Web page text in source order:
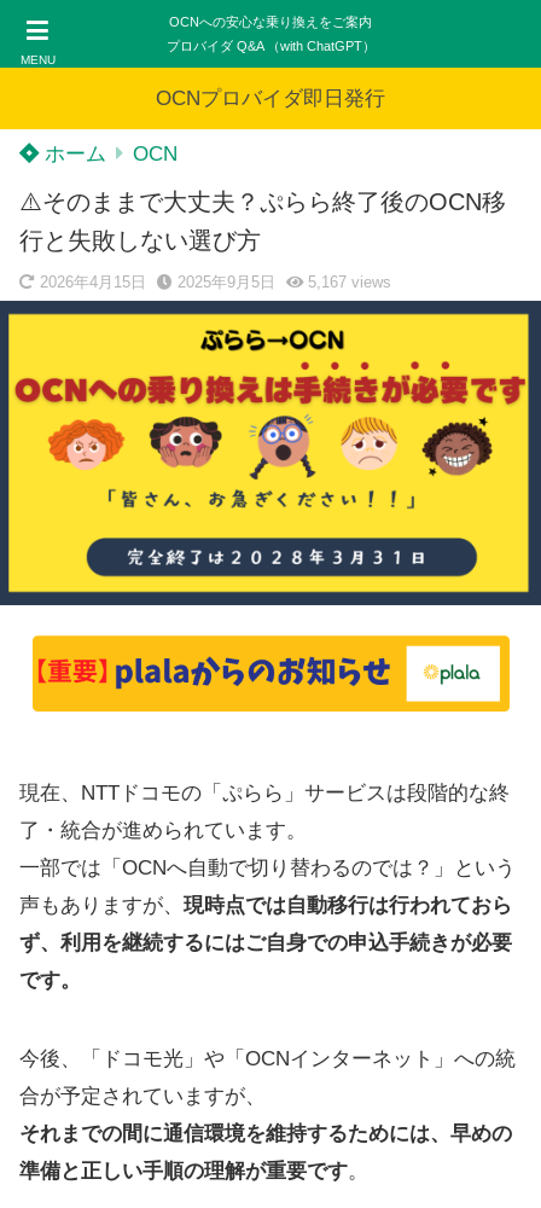
MENU
OCNへの安心な乗り換えをご案内
プロバイダ Q&A （with ChatGPT）
OCNプロバイダ即日発行
ホーム OCN
⚠️そのままで大丈夫？ぷらら終了後のOCN移
行と失敗しない選び方
2026年4月15日 2025年9月5日 5,167 views
現在、NTTドコモの「ぷらら」サービスは段階的な終
了・統合が進められています。
一部では「OCNへ自動で切り替わるのでは？」という
声もありますが、 現時点では自動移行は行われておら
ず、利用を継続するにはご自身での申込手続きが必要
です。
今後、「ドコモ光」や「OCNインターネット」への統
合が予定されていますが、
それまでの間に通信環境を維持するためには、早めの
準備と正しい手順の理解が重要です。